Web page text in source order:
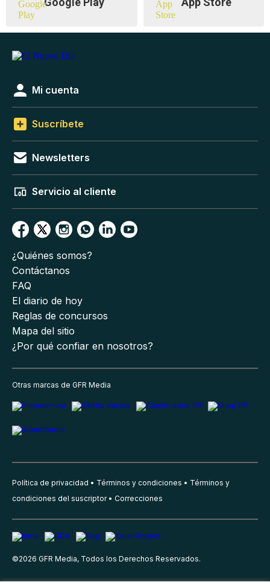
Mi cuenta
Suscríbete
Newsletters
Servicio al cliente
¿Quiénes somos?
Contáctanos
FAQ
El diario de hoy
Reglas de concursos
Mapa del sitio
¿Por qué confiar en nosotros?
Otras marcas de GFR Media
Política de privacidad Términos y condiciones
Términos y
condiciones del suscriptor
Correcciones
©2026 GFR Media, Todos los Derechos Reservados.